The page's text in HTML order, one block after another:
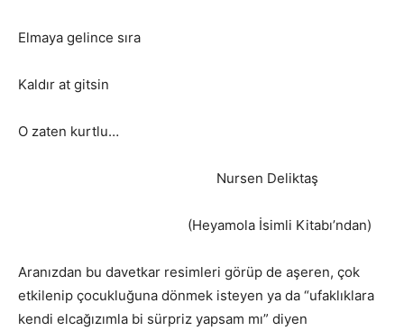
Elmaya gelince sıra
Kaldır at gitsin
O zaten kurtlu…
Nursen Deliktaş
(Heyamola İsimli Kitabı’ndan)
Aranızdan bu davetkar resimleri görüp de aşeren, çok
etkilenip çocukluğuna dönmek isteyen ya da “ufaklıklara
kendi elcağızımla bi sürpriz yapsam mı” diyen